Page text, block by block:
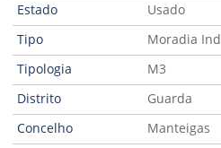
Estado
Usado
Tipo
Moradia
Tipologia
M3
Distrito
Guarda
Concelho
Manteigas